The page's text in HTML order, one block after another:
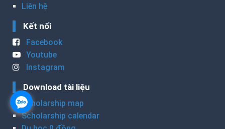
Liên hệ
Kết nối
Facebook
Youtube
Instagram
Download tài liệu
Scholarship map
Scholarship calendar